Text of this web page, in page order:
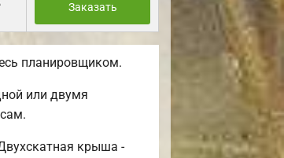
Заказать
планировщиком.
или двумя
крыша -